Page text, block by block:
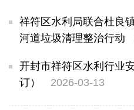
祥符区水利局联合杜良
河道垃圾清理整治行动
开封市祥符区水利行业
订）
2026-03-13